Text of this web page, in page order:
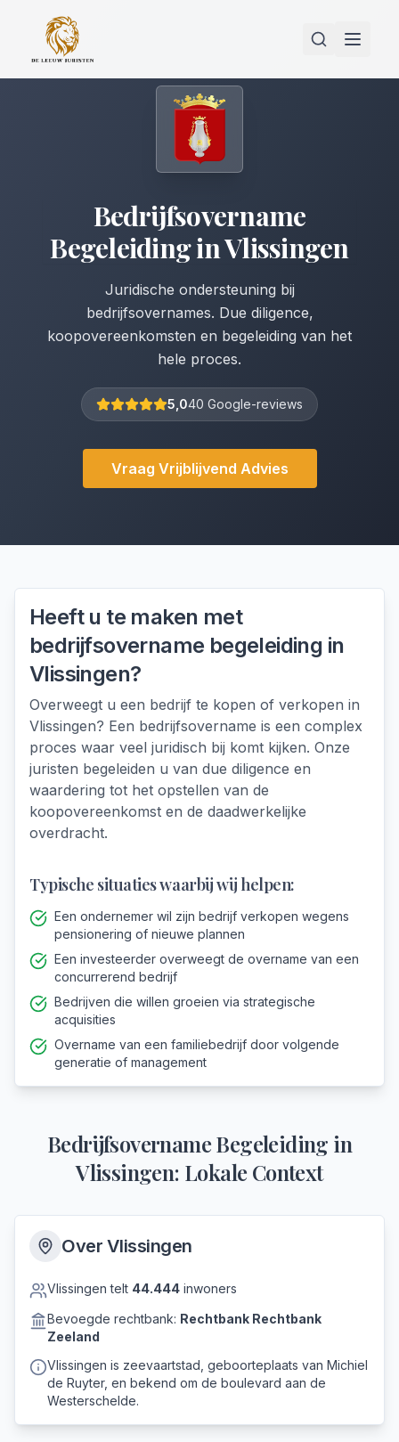
Bedrijfsovername
BegeleidinginVlissingen
Juridische ondersteuning bij
bedrijfsovernames. Due diligence,
koopovereenkomsten en begeleiding van het
hele proces.
5,040 Google-reviews
Vraag Vrijblijvend Advies
Heeft u te maken met
bedrijfsovername begeleiding in
Vlissingen?
Overweegt u een bedrijf te kopen of verkopen in
Vlissingen? Een bedrijfsovername is een complex
proces waar veel juridisch bij komt kijken. Onze
juristen begeleiden u van due diligence en
waardering tot het opstellen van de
koopovereenkomst en de daadwerkelijke
overdracht.
Typische situaties waarbij wij helpen:
Een ondernemer wil zijn bedrijf verkopen wegens
pensionering of nieuwe plannen
Een investeerder overweegt de overname van een
concurrerend bedrijf
Bedrijven die willen groeien via strategische
acquisities
Overname van een familiebedrijf door volgende
generatie of management
Bedrijfsovername Begeleiding in
Vlissingen: Lokale Context
Over Vlissingen
Vlissingen telt 44.444 inwoners
Bevoegde rechtbank: Rechtbank Rechtbank
Zeeland
Vlissingen is zeevaartstad, geboorteplaats van Michiel
de Ruyter, en bekend om de boulevard aan de
Westerschelde.